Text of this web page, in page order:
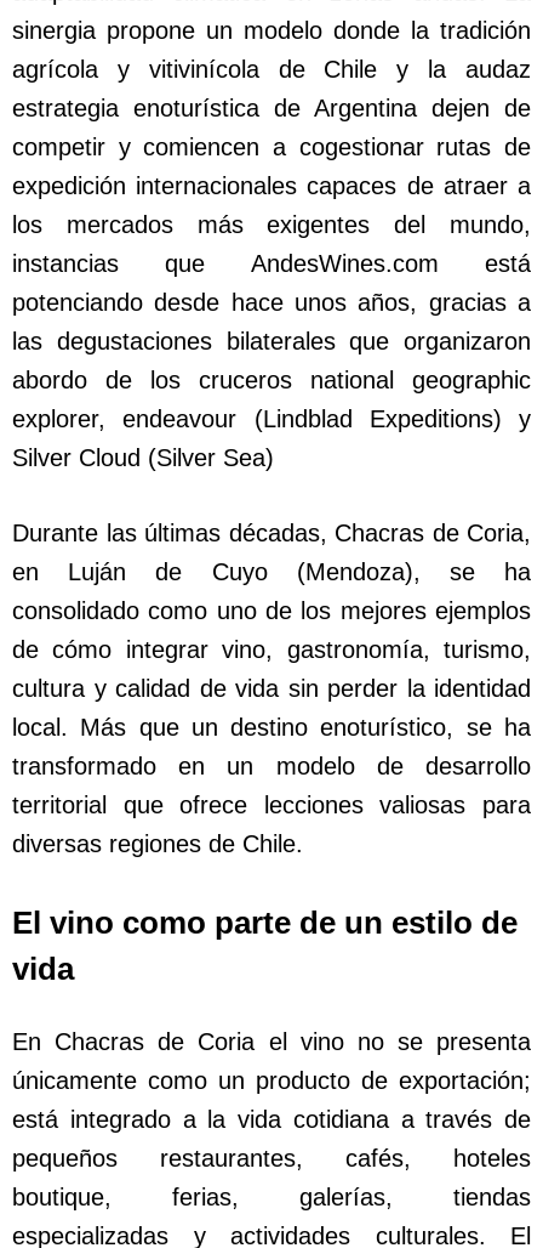
sinergia propone un modelo donde la tradición
agrícola y vitivinícola de Chile y la audaz
estrategia enoturística de Argentina dejen de
competir y comiencen a cogestionar rutas de
expedición internacionales capaces de atraer a
los mercados más exigentes del mundo,
instancias que AndesWines.com está
potenciando desde hace unos años, gracias a
las degustaciones bilaterales que organizaron
abordo de los cruceros national geographic
explorer, endeavour (Lindblad Expeditions) y
Silver Cloud (Silver Sea)
Durante las últimas décadas, Chacras de Coria,
en Luján de Cuyo (Mendoza), se ha
consolidado como uno de los mejores ejemplos
de cómo integrar vino, gastronomía, turismo,
cultura y calidad de vida sin perder la identidad
local. Más que un destino enoturístico, se ha
transformado en un modelo de desarrollo
territorial que ofrece lecciones valiosas para
diversas regiones de Chile.
El vino como parte de un estilo de
vida
En Chacras de Coria el vino no se presenta
únicamente como un producto de exportación;
está integrado a la vida cotidiana a través de
pequeños restaurantes, cafés, hoteles
boutique, ferias, galerías, tiendas
especializadas y actividades culturales. El